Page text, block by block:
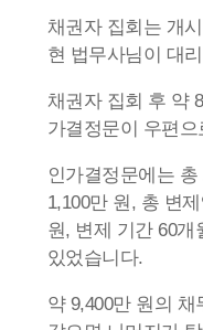
채권자 집회는 개
현 법무사님이 대
채권자 집회 후 약
가결정문이 우편
인가결정문에는 총
1,100만 원, 총 변
원, 변제 기간 60개
있었습니다.
약 9,400만 원의